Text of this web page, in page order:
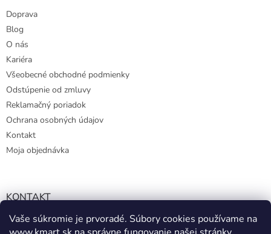
Vaše súkromie je prvoradé. Súbory cookies používame na
Doprava
Blog
O nás
Kariéra
Všeobecné obchodné podmienky
Odstúpenie od zmluvy
Reklamačný poriadok
Ochrana osobných údajov
Kontakt
Moja objednávka
KONTAKT
info@kmart.sk